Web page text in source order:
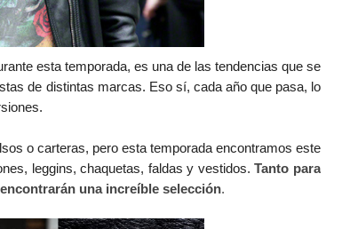
esta temporada, es una de las tendencias que se
de distintas marcas. Eso sí, cada año que pasa, lo
o carteras, pero esta temporada encontramos este
leggins, chaquetas, faldas y vestidos. Tanto para
una increíble selección.